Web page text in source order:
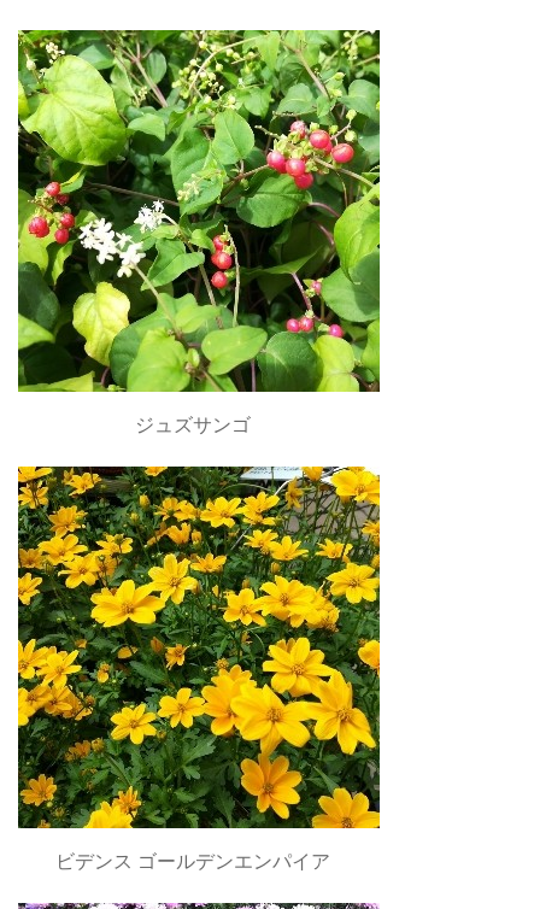
ジュズサンゴ
ビデンス ゴールデンエンパイア